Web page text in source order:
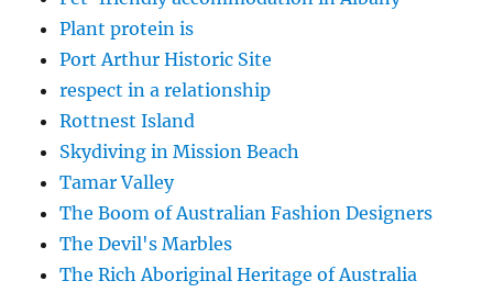
Plant protein is
Port Arthur Historic Site
respect in a relationship
Rottnest Island
Skydiving in Mission Beach
Tamar Valley
The Boom of Australian Fashion Designers
The Devil's Marbles
The Rich Aboriginal Heritage of Australia